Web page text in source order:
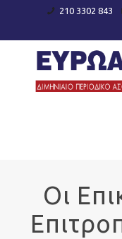
210 3302 843
Οι